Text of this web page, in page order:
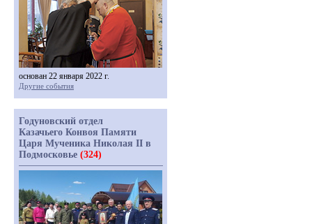
основан 22 января 2022 г.
Другие события
Годуновский отдел
Казачьего Конвоя Памяти
Царя Мученика Николая II в
Подмосковье (324)